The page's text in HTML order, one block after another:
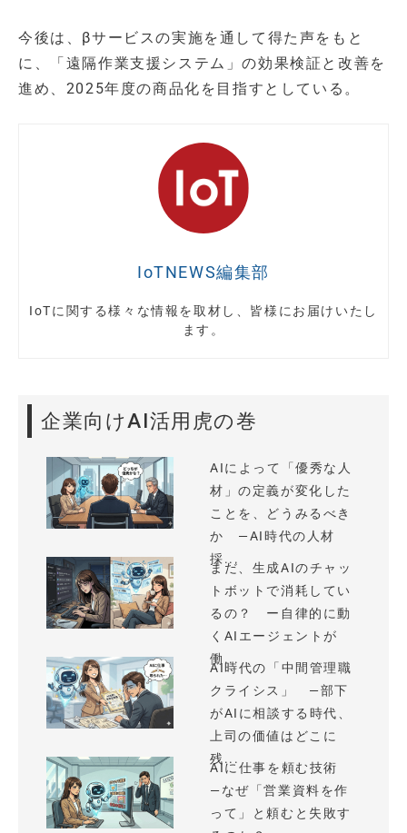
今後は、βサービスの実施を通して得た声をもと
に、「遠隔作業支援システム」の効果検証と改善を
進め、2025年度の商品化を目指すとしている。
IoTNEWS編集部
IoTに関する様々な情報を取材し、皆様にお届けいたし
ます。
企業向けAI活用虎の巻
AIによって「優秀な人
材」の定義が変化した
ことを、どうみるべき
か —AI時代の人材
採...
まだ、生成AIのチャッ
トボットで消耗してい
るの？ ー自律的に動
くAIエージェントが
働...
AI時代の「中間管理職
クライシス」 —部下
がAIに相談する時代、
上司の価値はどこに
残...
AIに仕事を頼む技術
—なぜ「営業資料を作
って」と頼むと失敗す